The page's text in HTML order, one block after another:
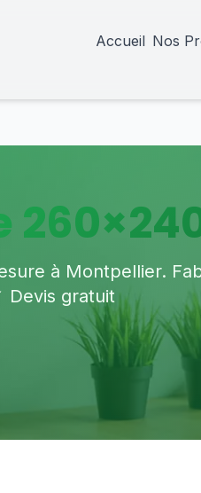
Accueil Nos
à Montpellier.
Devis gratuit